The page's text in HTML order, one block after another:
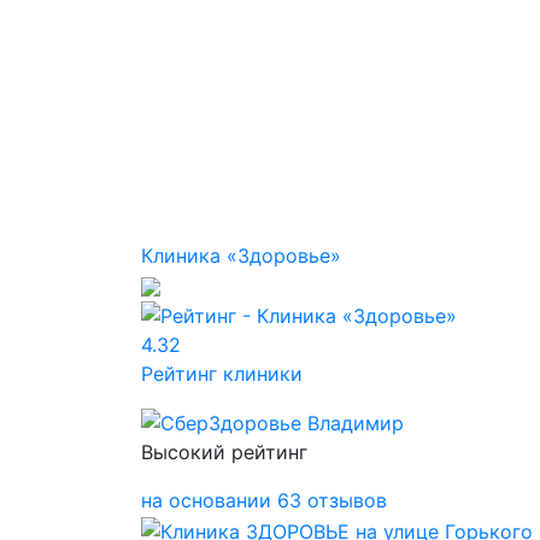
Клиника «Здоровье»
4.32
Рейтинг клиники
Высокий рейтинг
на основании 63 отзывов